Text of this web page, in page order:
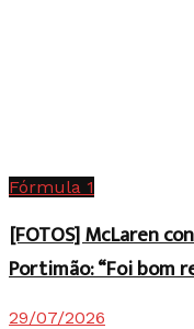
Fórmula 1
[FOTOS] McLaren
Portimão: “Foi bom
29/07/2026